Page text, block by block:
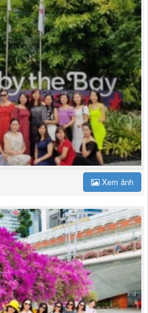
Xem ảnh